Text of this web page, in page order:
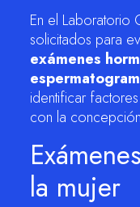
En el Laboratorio
solicitados para
exámenes
identificar
con la
la mujer